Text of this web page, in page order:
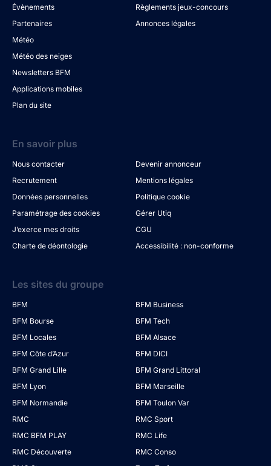
Évènements
Partenaires
Météo
Météo des neiges
Newsletters BFM
Applications mobiles
Plan du site
Règlements jeux-concours
Annonces légales
En savoir plus
Nous contacter
Devenir annonceur
Recrutement
Mentions légales
Données personnelles
Politique cookie
Paramétrage des cookies
Gérer Utiq
J’exerce mes droits
CGU
Charte de déontologie
Accessibilité : non-conforme
Les sites du groupe
BFM
BFM Business
BFM Bourse
BFM Tech
BFM Locales
BFM Alsace
BFM Côte d’Azur
BFM DICI
BFM Grand Lille
BFM Grand Littoral
BFM Lyon
BFM Marseille
BFM Normandie
BFM Toulon Var
RMC
RMC Sport
RMC BFM PLAY
RMC Life
RMC Découverte
RMC Conso